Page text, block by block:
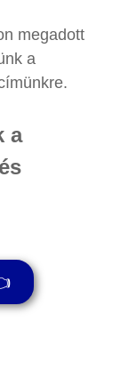
megadott
a
a